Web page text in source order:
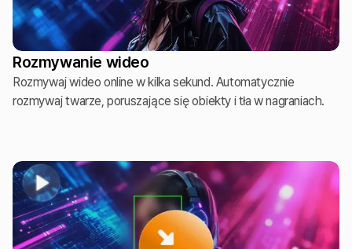
Rozmywanie wideo
Rozmywaj wideo online w kilka sekund. Automatycznie
rozmywaj twarze, poruszające się obiekty i tła w nagraniach.